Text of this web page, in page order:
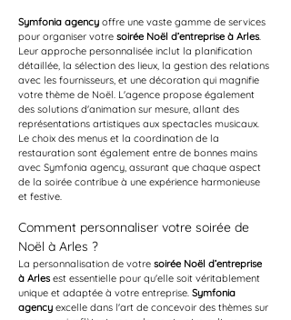
Symfonia agency offre une vaste gamme de services
pour organiser votre soirée Noël d’entreprise à Arles.
Leur approche personnalisée inclut la planification
détaillée, la sélection des lieux, la gestion des relations
avec les fournisseurs, et une décoration qui magnifie
votre thème de Noël. L'agence propose également
des solutions d'animation sur mesure, allant des
représentations artistiques aux spectacles musicaux.
Le choix des menus et la coordination de la
restauration sont également entre de bonnes mains
avec Symfonia agency, assurant que chaque aspect
de la soirée contribue à une expérience harmonieuse
et festive.
Comment personnaliser votre soirée de
Noël à Arles ?
La personnalisation de votre soirée Noël d’entreprise
à Arles est essentielle pour qu'elle soit véritablement
unique et adaptée à votre entreprise. Symfonia
agency excelle dans l'art de concevoir des thèmes sur